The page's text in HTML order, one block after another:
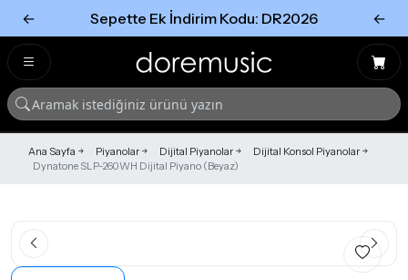
← Sepette Ek İndirim Kodu: DR2026 ←
Ana Sayfa Piyanolar Dijital Piyanolar
Dijital Konsol Piyanolar
Dynatone SLP-260WH Dijital Piyano (Beyaz)
Tümünü Gör
Tümünü gör